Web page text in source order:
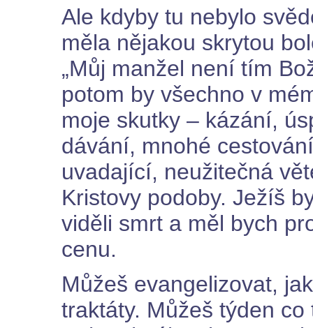
Ale kdyby tu nebylo
měla nějakou skrytou
„Můj manžel není tím
potom by všechno v
moje skutky – kázání,
dávání, mnohé
uvadající, neužitečná
Kristovy podoby. Ježíš
viděli smrt a měl bych
cenu.
Můžeš evangelizovat,
traktáty. Můžeš týden